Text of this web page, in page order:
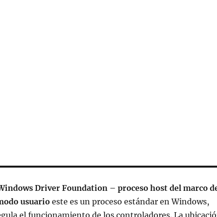
Driver Foundation – proceso host del marco
usuarioeste es un proceso estándar en Windows,
el funcionamiento de los controladores. La